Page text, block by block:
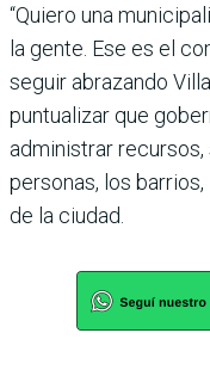
“Quiero una
la gente. Ese es el
seguir abrazando
puntualizar que
administrar
personas, los
de la ciudad.